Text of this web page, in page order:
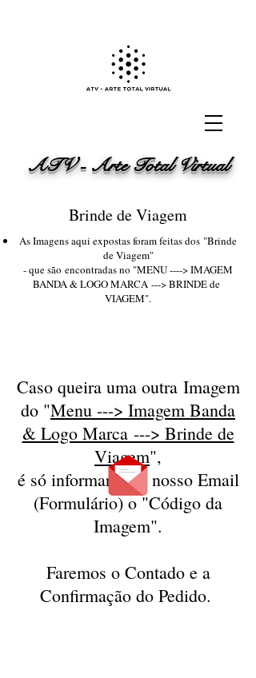
ATV - Arte Total Virtual
Brinde de Viagem
As Imagens aqui expostas foram feitas dos "Brinde
de Viagem"
- que são encontradas no "MENU ----> IMAGEM
BANDA & LOGO MARCA ---> BRINDE de
VIAGEM".
Caso queira uma outra Imagem
do "Menu ---> Imagem Banda
& Logo Marca ---> Brinde de
Viagem",
é só informar pelo nosso Email
(Formulário) o "Código da
Imagem".
Faremos o Contado e a
Confirmação do Pedido.